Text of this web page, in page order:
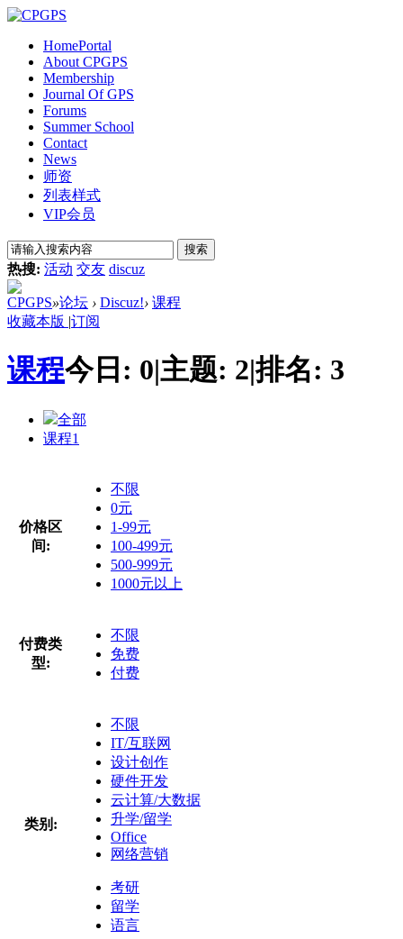
HomePortal
About CPGPS
Membership
Journal Of GPS
Forums
Summer School
Contact
News
师资
列表样式
VIP会员
搜索
热搜: 活动 交友 discuz
CPGPS»论坛 › Discuz!› 课程
收藏本版 |订阅
课程今日: 0|主题: 2|排名: 3
全部
课程1
价格区
间:
不限
0元
1-99元
100-499元
500-999元
1000元以上
付费类
型:
不限
免费
付费
类别:
不限
IT/互联网
设计创作
硬件开发
云计算/大数据
升学/留学
Office
网络营销
考研
留学
语言